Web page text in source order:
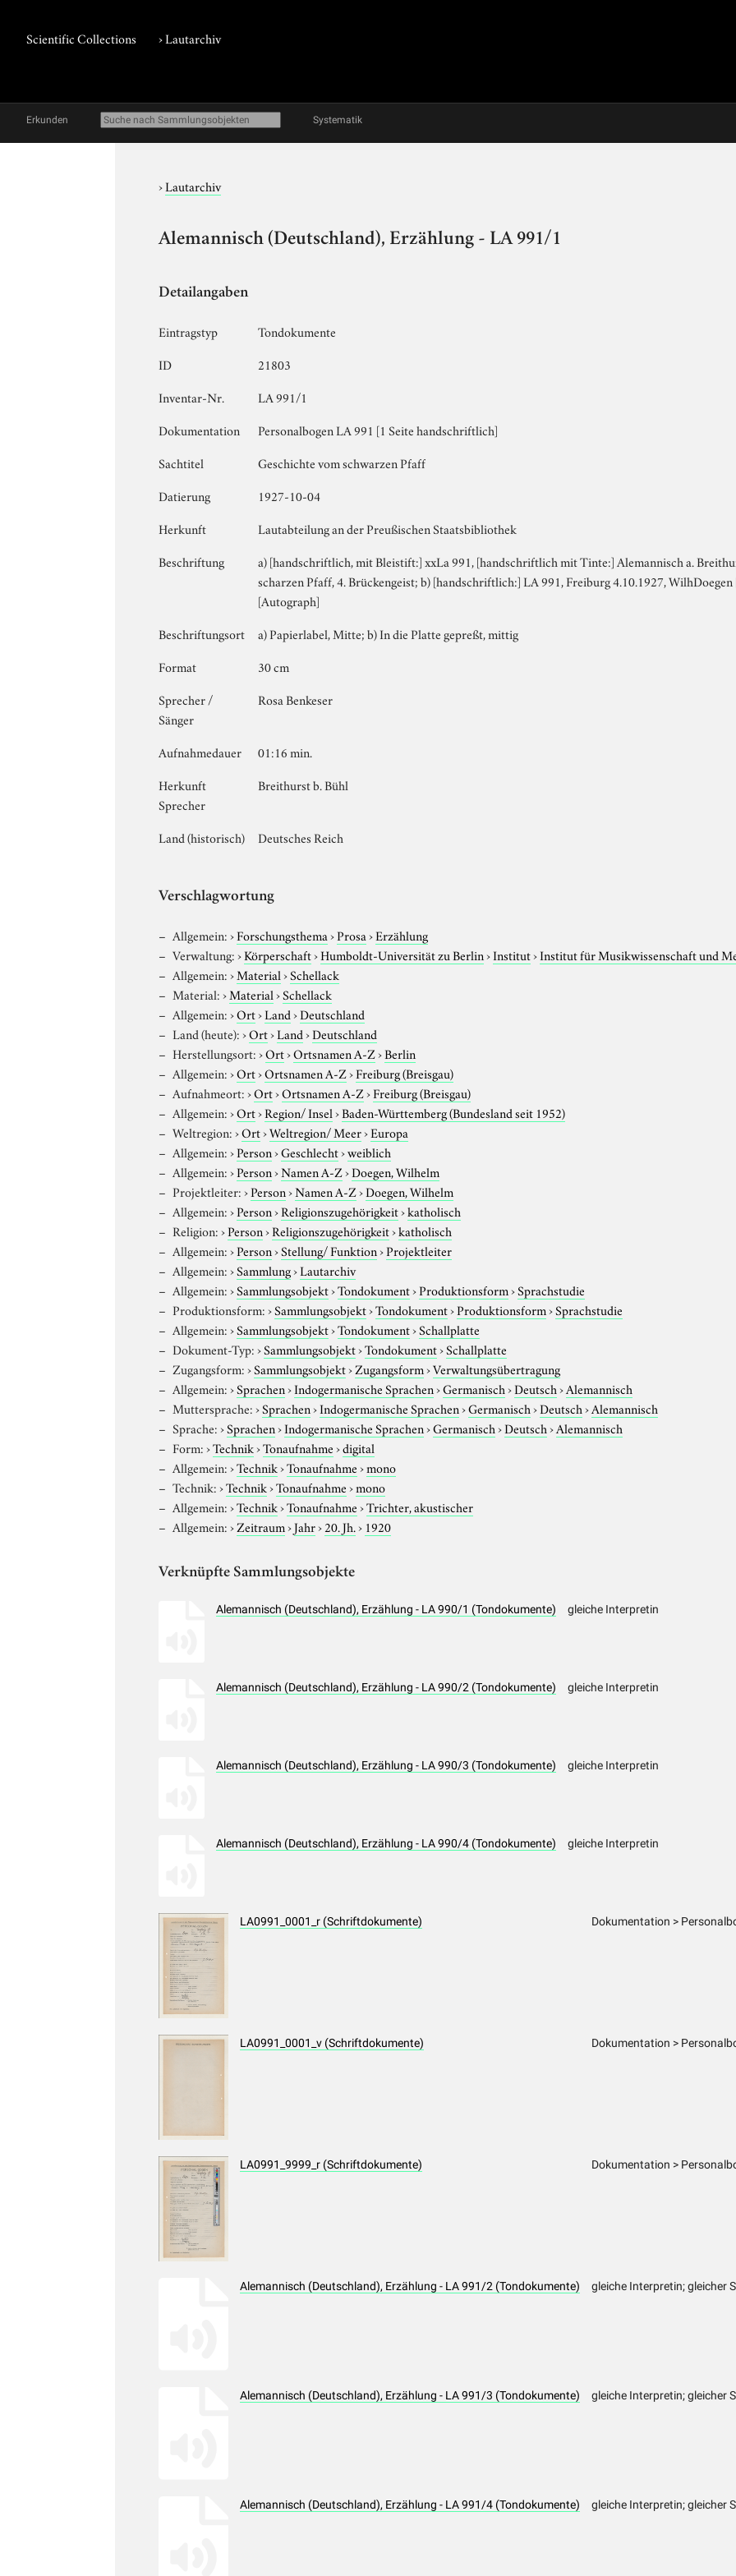
Scientific Collections ›Lautarchiv
Erkunden Systematik
›Lautarchiv
Alemannisch (Deutschland), Erzählung - LA 991/1
Detailangaben
Eintragstyp
Tondokumente
ID
21803
Inventar-Nr.
LA 991/1
Dokumentation
Personalbogen LA 991 [1 Seite handschriftlich]
Sachtitel
Geschichte vom schwarzen Pfaff
Datierung
1927-10-04
Herkunft
Lautabteilung an der Preußischen Staatsbibliothek
Beschriftung
a) [handschriftlich, mit Bleistift:] xxLa 991, [handschriftlich mit Tinte:] Alemannisch a.
scharzen Pfaff, 4. Brückengeist; b) [handschriftlich:] LA 991, Freiburg 4.10.1927,
[Autograph]
Beschriftungsort
a) Papierlabel, Mitte; b) In die Platte gepreßt, mittig
Format
30 cm
Sprecher /
Sänger
Rosa Benkeser
Aufnahmedauer
01:16 min.
Herkunft
Sprecher
Breithurst b. Bühl
Land (historisch) Deutsches Reich
Verschlagwortung
Allgemein:›Forschungsthema›Prosa›Erzählung
Verwaltung:›Körperschaft›Humboldt-Universität zu Berlin›Institut›Institut für Musikwissenschaft und
Allgemein:›Material›Schellack
Material:›Material›Schellack
Allgemein:›Ort›Land›Deutschland
Land (heute):›Ort›Land›Deutschland
Herstellungsort:›Ort›Ortsnamen A-Z›Berlin
Allgemein:›Ort›Ortsnamen A-Z›Freiburg (Breisgau)
Aufnahmeort:›Ort›Ortsnamen A-Z›Freiburg (Breisgau)
Allgemein:›Ort›Region/ Insel›Baden-Württemberg (Bundesland seit 1952)
Weltregion:›Ort›Weltregion/ Meer›Europa
Allgemein:›Person›Geschlecht›weiblich
Allgemein:›Person›Namen A-Z›Doegen, Wilhelm
Projektleiter:›Person›Namen A-Z›Doegen, Wilhelm
Allgemein:›Person›Religionszugehörigkeit›katholisch
Religion:›Person›Religionszugehörigkeit›katholisch
Allgemein:›Person›Stellung/ Funktion›Projektleiter
Allgemein:›Sammlung›Lautarchiv
Allgemein:›Sammlungsobjekt›Tondokument›Produktionsform›Sprachstudie
Produktionsform:›Sammlungsobjekt›Tondokument›Produktionsform›Sprachstudie
Allgemein:›Sammlungsobjekt›Tondokument›Schallplatte
Dokument-Typ:›Sammlungsobjekt›Tondokument›Schallplatte
Zugangsform:›Sammlungsobjekt›Zugangsform›Verwaltungsübertragung
Allgemein:›Sprachen›Indogermanische Sprachen›Germanisch›Deutsch›Alemannisch
Muttersprache:›Sprachen›Indogermanische Sprachen›Germanisch›Deutsch›Alemannisch
Sprache:›Sprachen›Indogermanische Sprachen›Germanisch›Deutsch›Alemannisch
Form:›Technik›Tonaufnahme›digital
Allgemein:›Technik›Tonaufnahme›mono
Technik:›Technik›Tonaufnahme›mono
Allgemein:›Technik›Tonaufnahme›Trichter, akustischer
Allgemein:›Zeitraum›Jahr›20. Jh.› 1920
Verknüpfte Sammlungsobjekte
Alemannisch (Deutschland), Erzählung - LA 990/1 (Tondokumente) gleiche Interpretin
Alemannisch (Deutschland), Erzählung - LA 990/2 (Tondokumente) gleiche Interpretin
Alemannisch (Deutschland), Erzählung - LA 990/3 (Tondokumente) gleiche Interpretin
Alemannisch (Deutschland), Erzählung - LA 990/4 (Tondokumente) gleiche Interpretin
LA0991_0001_r (Schriftdokumente) Dokumentation >
LA0991_0001_v (Schriftdokumente) Dokumentation >
LA0991_9999_r (Schriftdokumente) Dokumentation >
Alemannisch (Deutschland), Erzählung - LA 991/2 (Tondokumente) gleiche Interpretin; gleicher
Alemannisch (Deutschland), Erzählung - LA 991/3 (Tondokumente) gleiche Interpretin; gleicher
Alemannisch (Deutschland), Erzählung - LA 991/4 (Tondokumente) gleiche Interpretin; gleicher